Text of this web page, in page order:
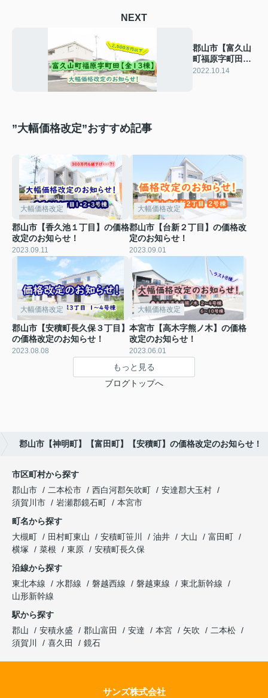
NEXT
郡山市【富久山
町福原字町田】
の価格改定のお
2022.10.14
”大幅価格改定”おすすめ記事
大幅価格改定
郡山市【香久池１丁目】の価格
改定のお知らせ！
2023.09.11
大幅価格改定
郡山市【台新２丁目】の価格改
定のお知らせ！
2023.09.01
大幅価格改定
郡山市【安積町長久保３丁目】
の価格改定のお知らせ！
2023.08.08
大幅価格改定
本宮市【高木字熊ノ木】の価格
改定のお知らせ！
2023.06.01
もっと見る
ブログトップへ
郡山市【神明町】【富田町】【安積町】の価格改定のお知らせ！
市区町村から探す
郡山市
二本松市 西白河郡矢吹町
安達郡大玉村
須賀川市
岩瀬郡鏡石町
本宮市
町名から探す
大槻町
田村町東山 安積町笹川 油井 大山
富田町
横塚
菜根 東原
安積町長久保
沿線から探す
東北本線
水郡線 磐越西線 磐越東線
東北新幹線
山形新幹線
駅から探す
郡山
安積永盛 郡山富田 安達 本宮 矢吹
二本松
須賀川
喜久田 鏡石
サンズ株式会社